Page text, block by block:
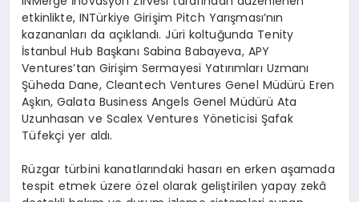
etkinlikte, INTürkiye Girişim Pitch Yarışması’nın
kazananları da açıklandı. Jüri koltuğunda Tenity
İstanbul Hub Başkanı Sabina Babayeva, APY
Ventures’tan Girişim Sermayesi Yatırımları Uzmanı
Şüheda Dane, Cleantech Ventures Genel Müdürü Eren
Aşkın, Galata Business Angels Genel Müdürü Ata
Uzunhasan ve Scalex Ventures Yöneticisi Şafak
Tüfekçi yer aldı.
Rüzgar türbini kanatlarındaki hasarı en erken aşamada
tespit etmek üzere özel olarak geliştirilen yapay zekâ